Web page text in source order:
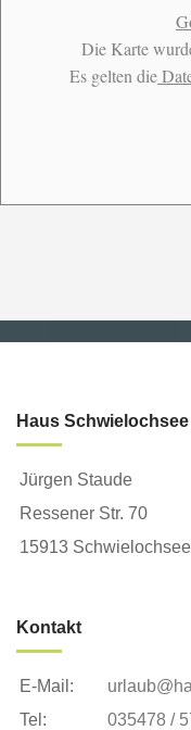
Die Karte
Es gelten die
Haus Schwielochsee
Jürgen Staude
Ressener Str. 70
15913 Schwielochsee
Kontakt
E-Mail:
Tel:
035478 /